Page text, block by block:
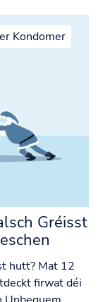
Kondomer
Gréisst
hutt? Mat 12
firwat déi